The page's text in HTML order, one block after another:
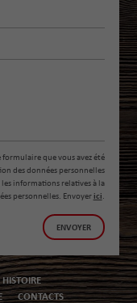
que vous avez été
des données personnelles
informations relatives à la
personnelles. Envoyerici.
ENVOYER
HISTOIRE
CONTACTS